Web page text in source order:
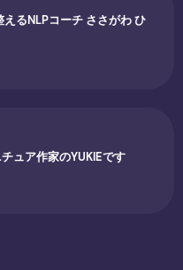
るNLPコーチ ささがわ ひ
ュア作家のYUKIEです